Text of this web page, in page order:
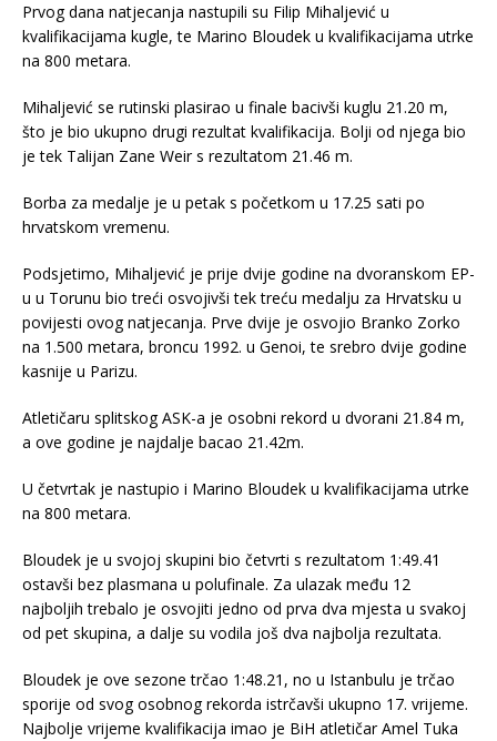
Prvog dana natjecanja nastupili su Filip Mihaljević u
kvalifikacijama kugle, te Marino Bloudek u kvalifikacijama utrke
na 800 metara.
Mihaljević se rutinski plasirao u finale bacivši kuglu 21.20 m,
što je bio ukupno drugi rezultat kvalifikacija. Bolji od njega bio
je tek Talijan Zane Weir s rezultatom 21.46 m.
Borba za medalje je u petak s početkom u 17.25 sati po
hrvatskom vremenu.
Podsjetimo, Mihaljević je prije dvije godine na dvoranskom EP-
u u Torunu bio treći osvojivši tek treću medalju za Hrvatsku u
povijesti ovog natjecanja. Prve dvije je osvojio Branko Zorko
na 1.500 metara, broncu 1992. u Genoi, te srebro dvije godine
kasnije u Parizu.
Atletičaru splitskog ASK-a je osobni rekord u dvorani 21.84 m,
a ove godine je najdalje bacao 21.42m.
U četvrtak je nastupio i Marino Bloudek u kvalifikacijama utrke
na 800 metara.
Bloudek je u svojoj skupini bio četvrti s rezultatom 1:49.41
ostavši bez plasmana u polufinale. Za ulazak među 12
najboljih trebalo je osvojiti jedno od prva dva mjesta u svakoj
od pet skupina, a dalje su vodila još dva najbolja rezultata.
Bloudek je ove sezone trčao 1:48.21, no u Istanbulu je trčao
sporije od svog osobnog rekorda istrčavši ukupno 17. vrijeme.
Najbolje vrijeme kvalifikacija imao je BiH atletičar Amel Tuka